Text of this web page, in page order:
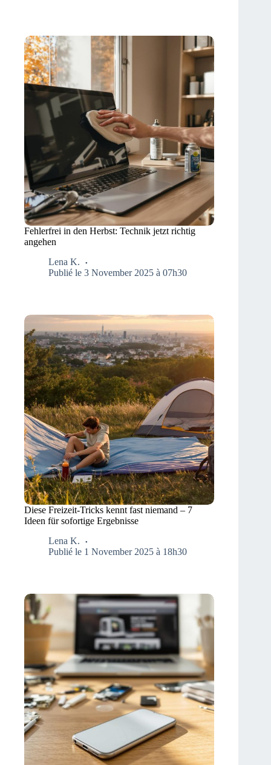
Fehlerfrei in den Herbst: Technik jetzt richtig
angehen
Lena K.
Publié le 3 November 2025 à 07h30
Diese Freizeit-Tricks kennt fast niemand – 7
Ideen für sofortige Ergebnisse
Lena K.
Publié le 1 November 2025 à 18h30